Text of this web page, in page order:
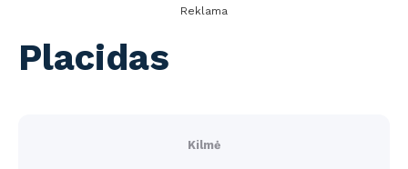
Reklama
Placidas
Kilmė